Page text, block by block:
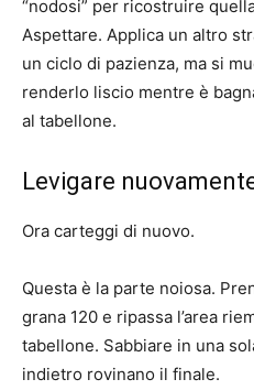
“nodosi” per ricostruire
Aspettare. Applica un altro
un ciclo di pazienza, ma si
renderlo liscio mentre è
al tabellone.
Levigare
Ora carteggi di nuovo.
Questa è la parte noiosa.
grana 120 e ripassa l’area
tabellone. Sabbiare in una
indietro rovinano il finale.